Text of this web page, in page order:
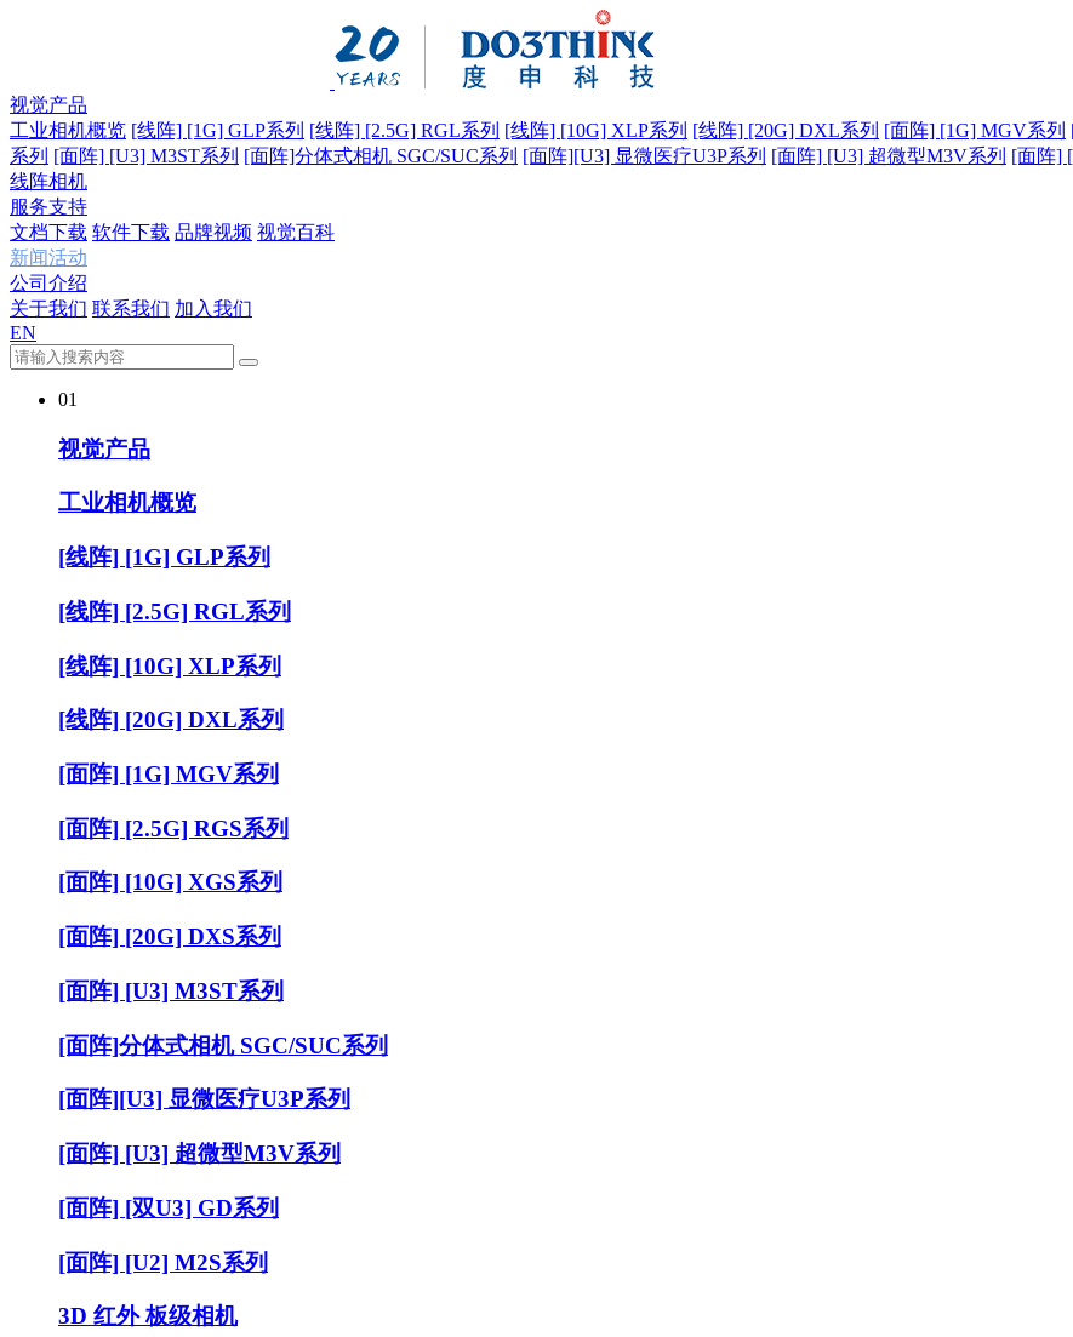
视觉产品
工业相机概览 [线阵] [1G] GLP系列 [线阵] [2.5G] RGL系列 [线阵] [10G] XLP系列 [线阵] [20G] DXL系列 [面阵] [1G] MGV系列
系列 [面阵] [U3] M3ST系列 [面阵]分体式相机 SGC/SUC系列 [面阵][U3] 显微医疗U3P系列 [面阵] [U3] 超微型M3V系列 [面阵]
线阵相机
服务支持
文档下载 软件下载 品牌视频 视觉百科
新闻活动
公司介绍
关于我们 联系我们 加入我们
EN
01
视觉产品
工业相机概览
[线阵] [1G] GLP系列
[线阵] [2.5G] RGL系列
[线阵] [10G] XLP系列
[线阵] [20G] DXL系列
[面阵] [1G] MGV系列
[面阵] [2.5G] RGS系列
[面阵] [10G] XGS系列
[面阵] [20G] DXS系列
[面阵] [U3] M3ST系列
[面阵]分体式相机 SGC/SUC系列
[面阵][U3] 显微医疗U3P系列
[面阵] [U3] 超微型M3V系列
[面阵] [双U3] GD系列
[面阵] [U2] M2S系列
3D 红外 板级相机